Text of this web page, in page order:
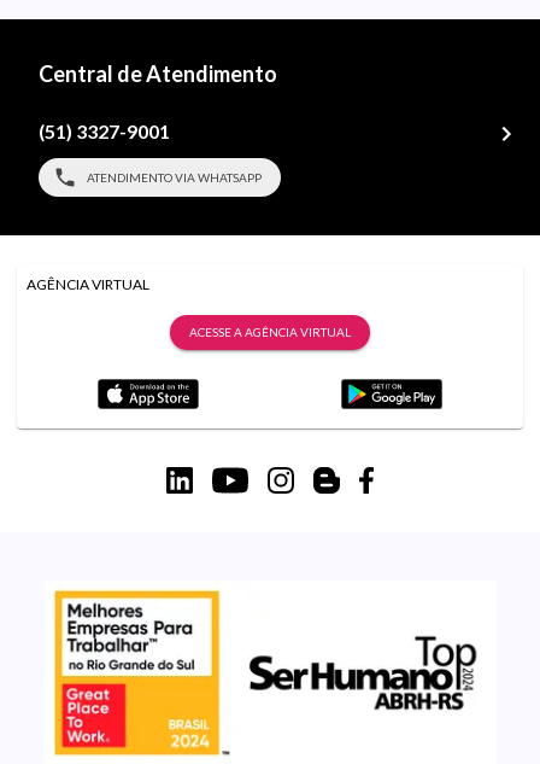
Central de Atendimento
(51) 3327-9001
ATENDIMENTO VIA WHATSAPP
AGÊNCIA VIRTUAL
ACESSE A AGÊNCIA VIRTUAL